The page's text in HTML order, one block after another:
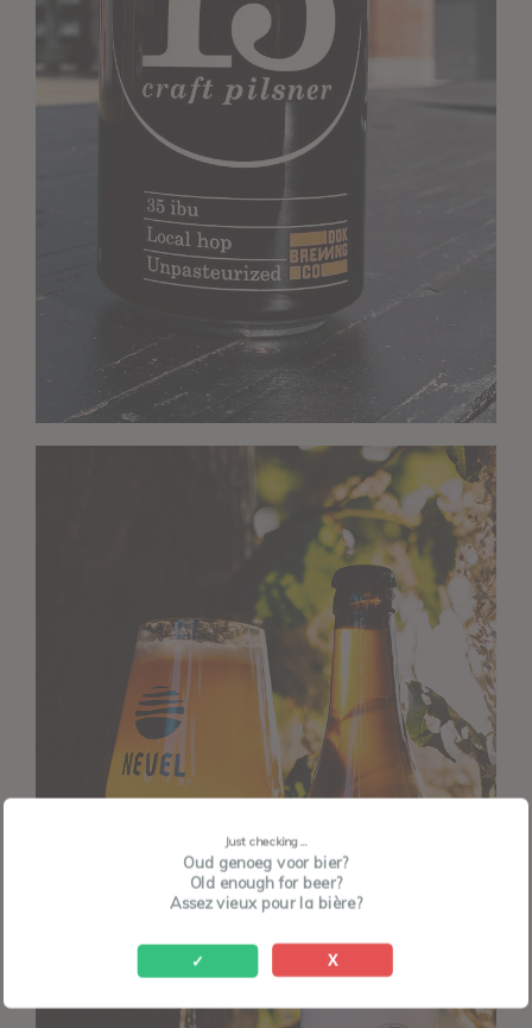
Just checking...
Oud genoeg voor bier?
Old enough for beer?
Assez vieux pour la bière?
✓ X